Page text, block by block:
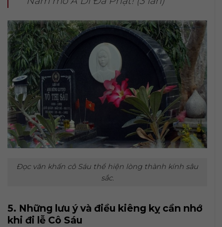
Đọc văn khấn cô Sáu thể hiện lòng thành kính sâu
sắc.
5. Những lưu ý và điều kiêng kỵ cần nhớ
khi đi lễ Cô Sáu